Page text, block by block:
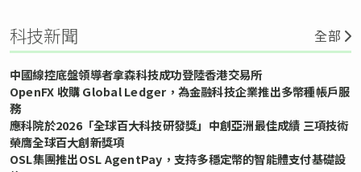
科技新聞 全部
中國線控底盤領導者拿森科技成功登陸香港交易所
OpenFX 收購 Global Ledger，為金融科技企業推出多幣種帳戶服
務
應科院於2026「全球百大科技研發獎」中創亞洲最佳成績 三項技術
榮膺全球百大創新獎項
OSL集團推出OSL AgentPay，支持多穩定幣的智能體支付基礎設